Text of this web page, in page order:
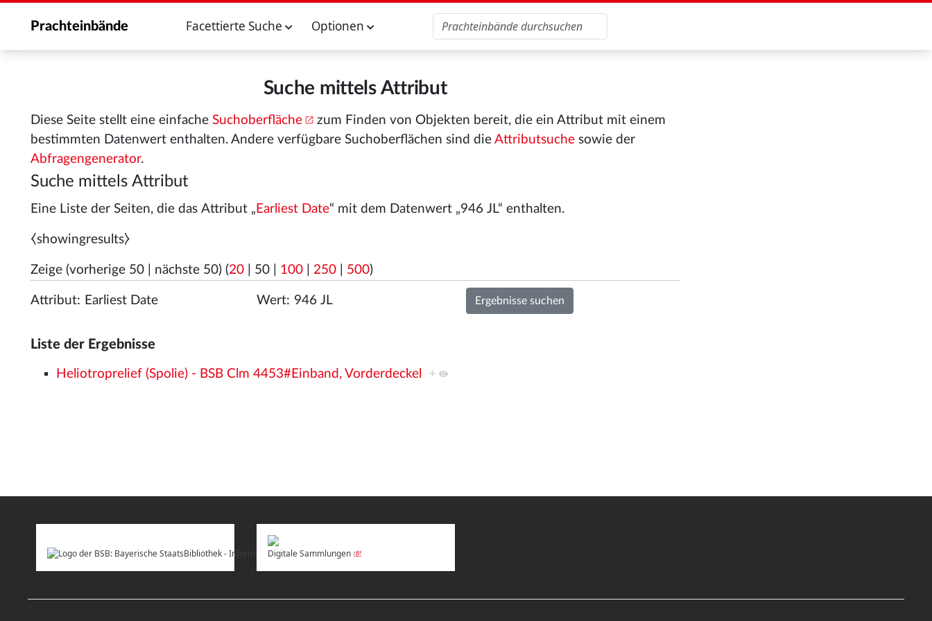
Prachteinbände Facettierte Suche Optionen
Suche mittels Attribut
Diese Seite stellt eine einfache Suchoberfläche
zum Finden von Objekten bereit, die ein Attribut mit einem
bestimmten Datenwert enthalten. Andere verfügbare Suchoberflächen sind die Attributsuche sowie der
Abfragengenerator.
Suche mittels Attribut
Eine Liste der Seiten, die das Attribut „ Earliest Date“ mit dem Datenwert „946 JL“ enthalten.
⧼showingresults⧽
Zeige (vorherige 50 nächste 50) (20 50 100 250 500)
Attribut: Wert:
Liste der Ergebnisse
Heliotroprelief (Spolie) - BSB Clm 4453#Einband, Vorderdeckel +
Digitale Sammlungen